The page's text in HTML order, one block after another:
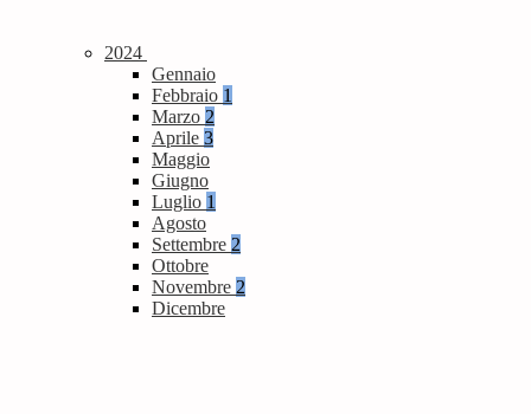
2024
Gennaio
Febbraio 1
Marzo 2
Aprile 3
Maggio
Giugno
Luglio 1
Agosto
Settembre 2
Ottobre
Novembre 2
Dicembre